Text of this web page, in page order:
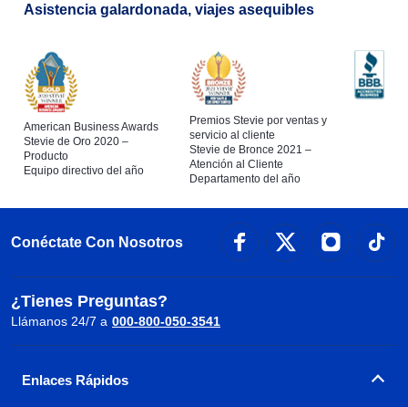
Asistencia galardonada, viajes asequibles
American Business Awards
Stevie de Oro 2020 –
Producto
Equipo directivo del año
Premios Stevie por ventas y
servicio al cliente
Stevie de Bronce 2021 –
Atención al Cliente
Departamento del año
Conéctate Con Nosotros
¿Tienes Preguntas?
Llámanos 24/7 a 000-800-050-3541
Enlaces Rápidos